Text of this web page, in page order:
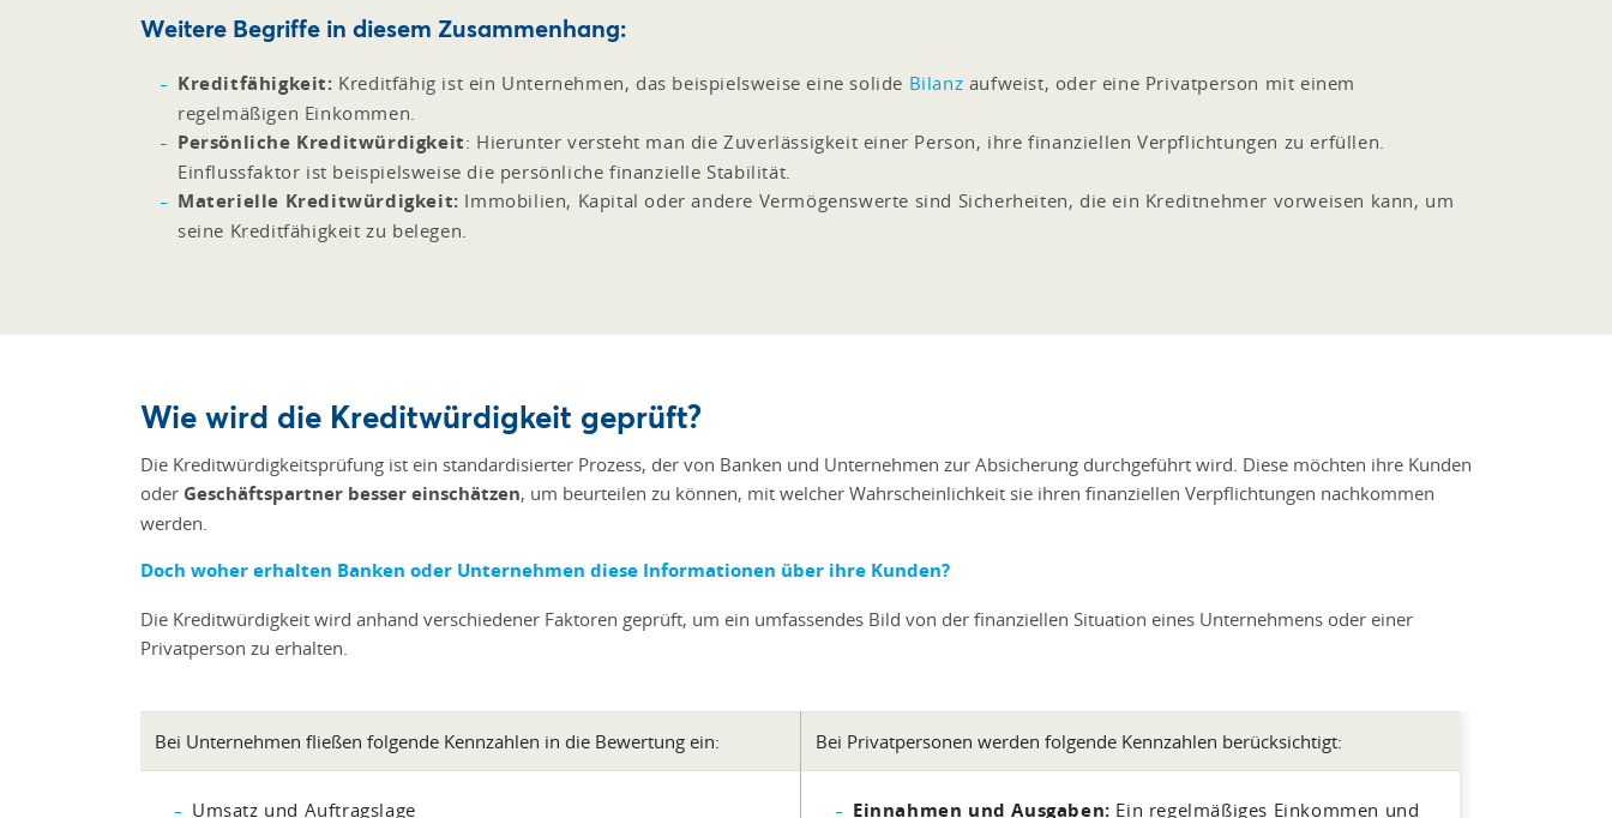
Weitere Begriffe in diesem Zusammenhang:
Kreditfähigkeit: Kreditfähig ist ein Unternehmen, das beispielsweise eine solide Bilanz aufweist, oder eine Privatperson mit einem
regelmäßigen Einkommen.
Persönliche Kreditwürdigkeit: Hierunter versteht man die Zuverlässigkeit einer Person, ihre finanziellen Verpflichtungen zu erfüllen.
Einflussfaktor ist beispielsweise die persönliche finanzielle Stabilität.
Materielle Kreditwürdigkeit: Immobilien, Kapital oder andere Vermögenswerte sind Sicherheiten, die ein Kreditnehmer vorweisen kann, um
seine Kreditfähigkeit zu belegen.
Wie wird die Kreditwürdigkeit geprüft?
Die Kreditwürdigkeitsprüfung ist ein standardisierter Prozess, der von Banken und Unternehmen zur Absicherung durchgeführt wird. Diese möchten ihre Kunden
oder Geschäftspartner besser einschätzen, um beurteilen zu können, mit welcher Wahrscheinlichkeit sie ihren finanziellen Verpflichtungen nachkommen
werden.
Doch woher erhalten Banken oder Unternehmen diese Informationen über ihre Kunden?
Die Kreditwürdigkeit wird anhand verschiedener Faktoren geprüft, um ein umfassendes Bild von der finanziellen Situation eines Unternehmens oder einer
Privatperson zu erhalten.
Bei Unternehmen fließen folgende Kennzahlen in die Bewertung ein: Bei Privatpersonen werden folgende Kennzahlen berücksichtigt:
Umsatz und Auftragslage
Einnahmen und Ausgaben: Ein regelmäßiges Einkommen und